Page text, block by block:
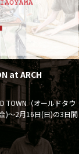
at ARCH
TOWN（オールドタウ
)～2月16日(日)の3日間